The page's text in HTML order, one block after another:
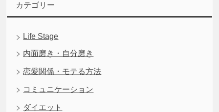
カテゴリー
Life Stage
内面磨き・自分磨き
恋愛関係・モテる方法
コミュニケーション
ダイエット